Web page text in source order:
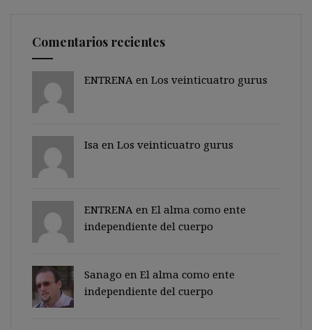
Comentarios recientes
ENTRENA en Los veinticuatro gurus
Isa en Los veinticuatro gurus
ENTRENA en El alma como ente
independiente del cuerpo
Sanago en El alma como ente
independiente del cuerpo